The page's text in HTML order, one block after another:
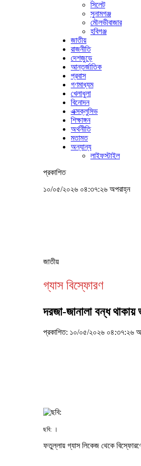
সিলেট
সুনামগঞ্জ
মৌলভীবাজার
হবিগঞ্জ
জাতীয়
রাজনীতি
দেশজুড়ে
আন্তর্জাতিক
প্রবাস
গণমাধ্যম
খেলাধুলা
বিনোদন
এক্সক্লুসিভ
শিক্ষাঙ্গন
অর্থনীতি
মতামত
অন্যান্য
লাইফস্টাইল
প্রকাশিত
১০/০৫/২০২৬ ০৪:৩৭:২৬ অপরাহ্ন
জাতীয়
গ্যাস বিস্ফোরণ
দরজা-জানালা বন্ধ থাকায়
প্রকাশিত: ১০/০৫/২০২৬ ০৪:৩৭:২৬
ছবি: ।
ফতুল্লায় গ্যাস লিকেজ থেকে বিস্ফোরণে